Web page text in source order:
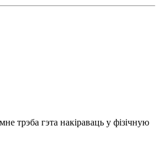
трэба гэта накіраваць у фізічную